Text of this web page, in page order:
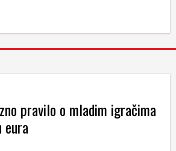
pravilo o mladim igračima
eura